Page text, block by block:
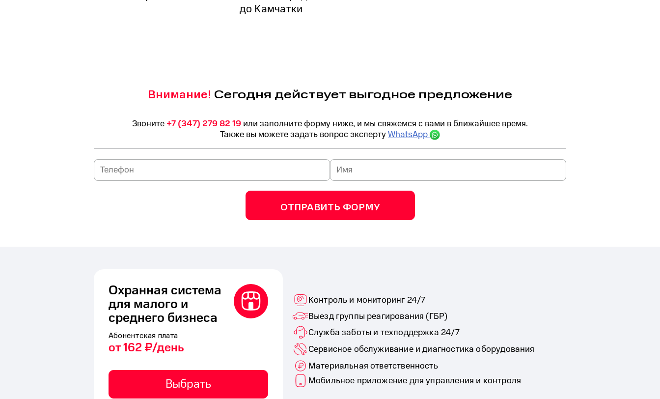
до Камчатки
Внимание! Сегодня действует выгодное предложение
Звоните +7 (347) 279 82 19 или заполните форму ниже, и мы свяжемся с вами в ближайшее время.
Также вы можете задать вопрос экспертуWhatsApp
ОТПРАВИТЬ ФОРМУ
Охранная система
для малого и
среднего бизнеса
Абонентская плата
от 162 ₽/день
Выбрать
Контроль и мониторинг 24/7
Выезд группы реагирования (ГБР)
Служба заботы и техподдержка 24/7
Сервисное обслуживание и диагностика оборудования
Материальная ответственность
Мобильное приложение для управления и контроля